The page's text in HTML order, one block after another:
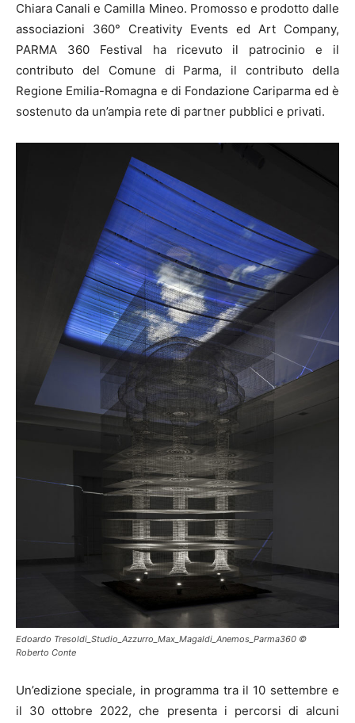
Chiara Canali e Camilla Mineo. Promosso e prodotto dalle
associazioni 360° Creativity Events ed Art Company,
PARMA 360 Festival ha ricevuto il patrocinio e il
contributo del Comune di Parma, il contributo della
Regione Emilia-Romagna e di Fondazione Cariparma ed è
sostenuto da un’ampia rete di partner pubblici e privati.
Edoardo Tresoldi_Studio_Azzurro_Max_Magaldi_Anemos_Parma360 ©
Roberto Conte
Un’edizione speciale, in programma tra il 10 settembre e
il 30 ottobre 2022, che presenta i percorsi di alcuni